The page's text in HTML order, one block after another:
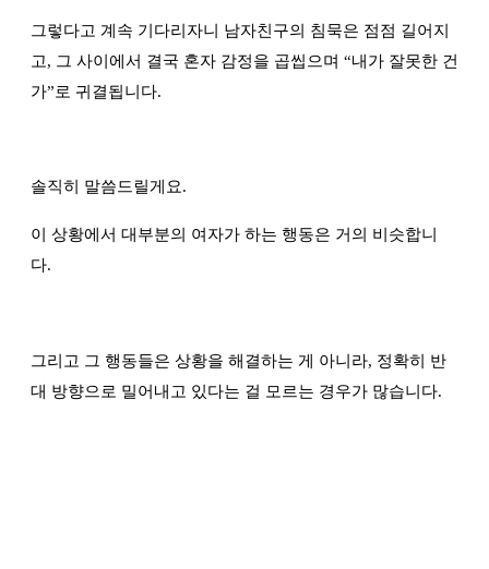
그렇다고 계속 기다리자니 남자친구의 침묵은 점점 길어지
고, 그 사이에서 결국 혼자 감정을 곱씹으며 “내가 잘못한 건
가”로 귀결됩니다.
솔직히 말씀드릴게요.
이 상황에서 대부분의 여자가 하는 행동은 거의 비슷합니
다.
그리고 그 행동들은 상황을 해결하는 게 아니라, 정확히 반
대 방향으로 밀어내고 있다는 걸 모르는 경우가 많습니다.